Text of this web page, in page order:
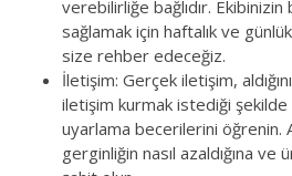
verebilirliğe bağlıdır. Ekibinizin
sağlamak için haftalık ve
size rehber edeceğiz.
İletişim: Gerçek iletişim,
iletişim kurmak istediği şekilde
uyarlama becerilerini öğrenin.
gerginliğin nasıl azaldığına ve